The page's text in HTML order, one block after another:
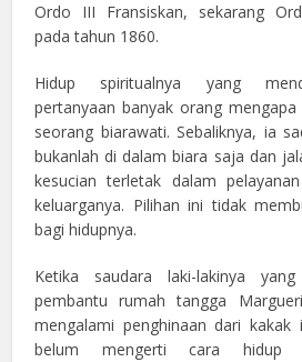
Ordo III Fransiskan, sekarang
pada tahun 1860.
Hidup spiritualnya yang
pertanyaan banyak orang
seorang biarawati. Sebaliknya, ia
bukanlah di dalam biara saja dan
kesucian terletak dalam
keluarganya. Pilihan ini tidak
bagi hidupnya.
Ketika saudara laki-lakinya
pembantu rumah tangga
mengalami penghinaan dari kakak
belum mengerti cara hidup